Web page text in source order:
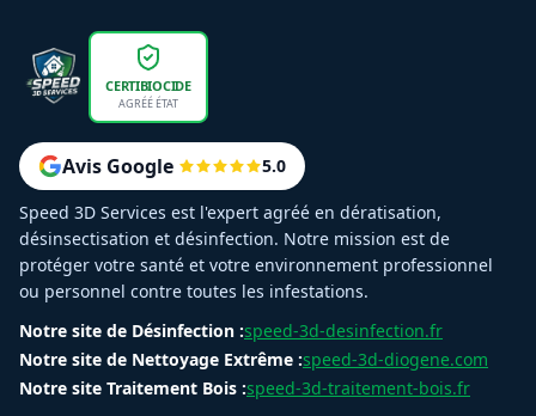
CERTIBIOCIDE
AGRÉÉ ÉTAT
Avis Google 5.0
Speed 3D Services est l'expert agréé en dératisation,
désinsectisation et désinfection. Notre mission est de
protéger votre santé et votre environnement professionnel
ou personnel contre toutes les infestations.
Notre site de Désinfection :speed-3d-desinfection.fr
Notre site de Nettoyage Extrême :speed-3d-diogene.com
Notre site Traitement Bois :speed-3d-traitement-bois.fr